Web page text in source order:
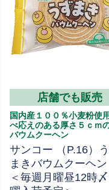
店舗でも販売
国内産１００％小麦粉使
べ応えのある厚さ５ｃｍ
バウムクーヘン
サンコー （P.16）
まきバウムクーヘ
＜毎週月曜昼12時